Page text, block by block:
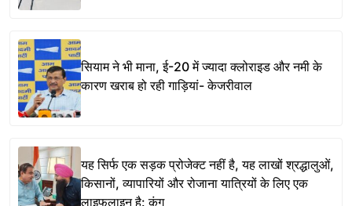
सियाम ने भी माना, ई-20 में ज्यादा क्लोराइड और नमी के
कारण खराब हो रही गाड़ियां- केजरीवाल
यह सिर्फ एक सड़क प्रोजेक्ट नहीं है, यह लाखों श्रद्धालुओं,
किसानों, व्यापारियों और रोजाना यात्रियों के लिए एक
लाइफलाइन है: कंग